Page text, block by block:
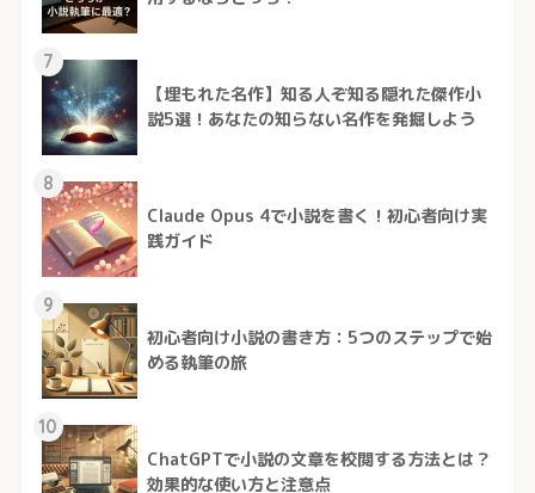
7
【埋もれた名作】知る人ぞ知る隠れた傑作小
説5選！あなたの知らない名作を発掘しよう
8
Claude Opus 4で小説を書く！初心者向け実
践ガイド
9
初心者向け小説の書き方：5つのステップで始
める執筆の旅
10
ChatGPTで小説の文章を校閲する方法とは？
効果的な使い方と注意点